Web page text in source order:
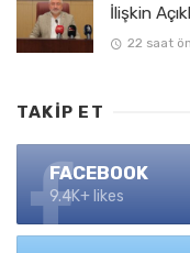
İlişkin
22 saat
TAKIP ET
FACEBOOK
9.4K+ likes